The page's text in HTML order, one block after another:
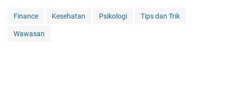
Finance Kesehatan Psikologi Tips dan Trik
Wawasan